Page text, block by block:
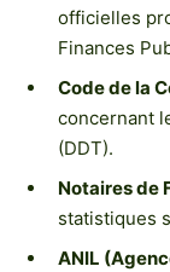
officielles
Finances
Code de la
concernant
(DDT).
Notaires de
statistiques
ANIL